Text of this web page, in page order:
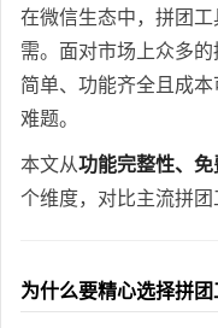
在微信生态中，拼团
需。面对市场上众多
简单、功能齐全且成
难题。
本文从功能完整性、
个维度，对比主流拼团
为什么要精心选择拼团